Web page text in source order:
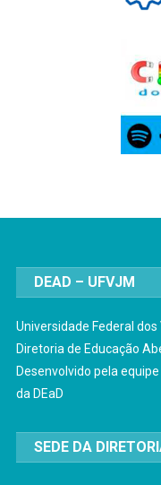
DEAD – UFVJM
Universidade Federal
Diretoria de Educação
Desenvolvido pela
da DEaD
SEDE DA